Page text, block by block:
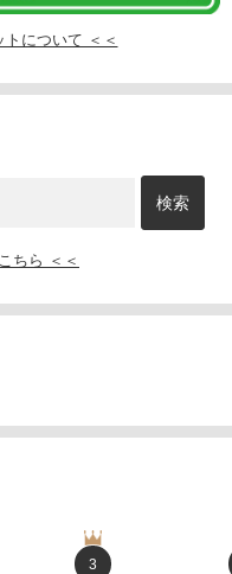
トについて ＜＜
ちら ＜＜
3